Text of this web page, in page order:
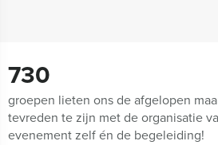
730
groepen lieten ons de afgelopen
tevreden te zijn met de organisatie
evenement zelf én de begeleiding!